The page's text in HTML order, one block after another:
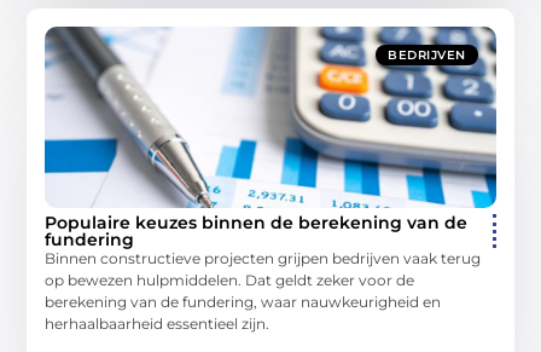
BEDRIJVEN
Populaire keuzes binnen de berekening van de
fundering
Binnen constructieve projecten grijpen bedrijven vaak terug
op bewezen hulpmiddelen. Dat geldt zeker voor de
berekening van de fundering, waar nauwkeurigheid en
herhaalbaarheid essentieel zijn.